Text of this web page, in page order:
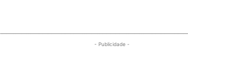
- Publicidade -